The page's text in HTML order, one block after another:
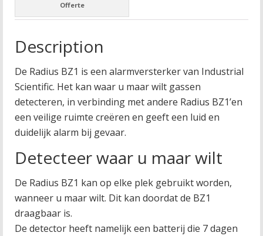
Offerte
Description
De Radius BZ1 is een alarmversterker van Industrial
Scientific. Het kan waar u maar wilt gassen
detecteren, in verbinding met andere Radius BZ1’en
een veilige ruimte creëren en geeft een luid en
duidelijk alarm bij gevaar.
Detecteer waar u maar wilt
De Radius BZ1 kan op elke plek gebruikt worden,
wanneer u maar wilt. Dit kan doordat de BZ1
draagbaar is.
De detector heeft namelijk een batterij die 7 dagen